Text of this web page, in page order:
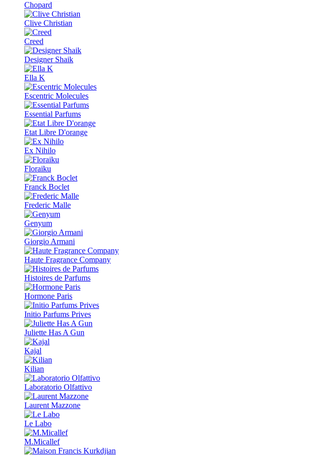
Chopard
Clive Christian
Creed
Designer Shaik
Ella K
Escentric Molecules
Essential Parfums
Etat Libre D'orange
Ex Nihilo
Floraiku
Franck Boclet
Frederic Malle
Genyum
Giorgio Armani
Haute Fragrance Company
Histoires de Parfums
Hormone Paris
Initio Parfums Prives
Juliette Has A Gun
Kajal
Kilian
Laboratorio Olfattivo
Laurent Mazzone
Le Labo
M.Micallef